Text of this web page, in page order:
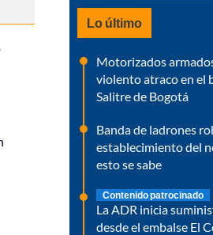
Lo último
Motorizados
violento atraco en el
Salitre de Bogotá
Banda de ladrones
establecimiento del
esto se sabe
Contenido patrocinado
La ADR inicia
desde el embalse El